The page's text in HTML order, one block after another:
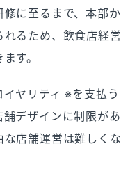
に至るまで、本部か
るため、飲食店経営
す。
ヤリティ ※を支払う
デザインに制限があ
店舗運営は難しくな